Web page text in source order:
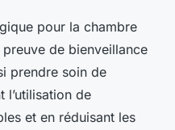
pour la chambre
de bienveillance
prendre soin de
l’utilisation de
et en réduisant les